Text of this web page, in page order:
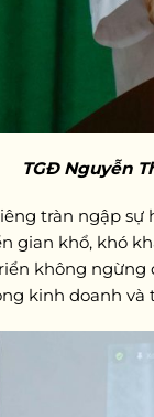
TGĐ Nguyễn
tràn ngập sự
gian khổ, khó
không ngừng
kinh doanh và